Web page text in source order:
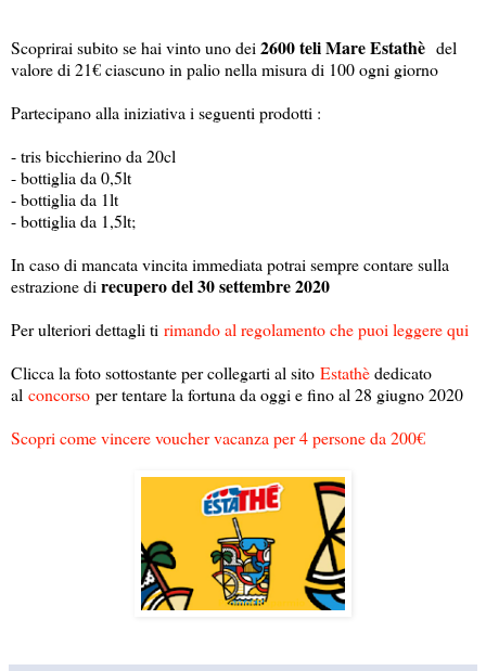
Scoprirai subito se hai vinto uno dei 2600 teli Mare Estathè del
valore di 21€ ciascuno in palio nella misura di 100 ogni giorno
Partecipano alla iniziativa i seguenti prodotti :
- tris bicchierino da 20cl
- bottiglia da 0,5lt
- bottiglia da 1lt
- bottiglia da 1,5lt;
In caso di mancata vincita immediata potrai sempre contare sulla
estrazione di recupero del 30 settembre 2020
Per ulteriori dettagli ti rimando al regolamento che puoi leggere qui
Clicca la foto sottostante per collegarti al sito Estathèdedicato
al concorso per tentare la fortuna da oggi e fino al 28 giugno 2020
Scopri come vincere voucher vacanza per 4 persone da 200€